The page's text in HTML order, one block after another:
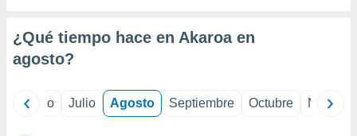
e
¿Qué tiempo hace en Akaroa en
agosto?
Junio Julio Agosto Septiembre Octubre